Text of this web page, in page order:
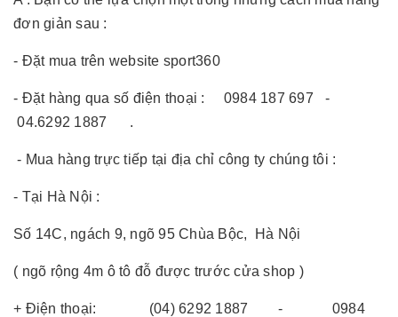
đơn giản sau :
- Đặt mua trên website sport360
- Đặt hàng qua số điện thoại : 0984 187 697 -
04.6292 1887 .
- Mua hàng trực tiếp tại địa chỉ công ty chúng tôi :
- Tại Hà Nội :
Số 14C, ngách 9, ngõ 95 Chùa Bộc, Hà Nội
( ngõ rộng 4m ô tô đỗ được trước cửa shop )
+ Điện thoại: (04) 6292 1887 - 0984